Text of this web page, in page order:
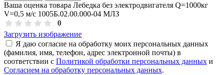
Ваша оценка товара Лебедка без электродвигателя Q=1000кг
V=0,5 м/с 1005Б.02.00.000-04 МЛЗ
0
Загрузить изображение
Я даю согласие на обработку моих персональных данных
(фамилия, имя, телефон, адрес электронной почты) в
соответствии с Политикой обработки персональных данных и
Согласием на обработку персональных данных.